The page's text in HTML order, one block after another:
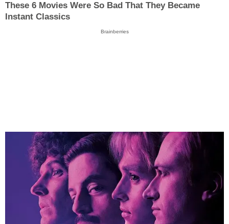
These 6 Movies Were So Bad That They Became
Instant Classics
Brainberries